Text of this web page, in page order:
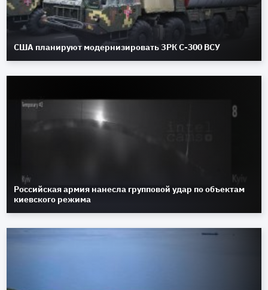
США планируют модернизировать ЗРК С-300 ВСУ
Российская армия нанесла групповой удар по объектам
киевского режима